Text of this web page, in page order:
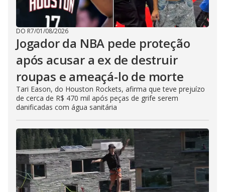
DO R7/01/08/2026
Jogador da NBA pede proteção
após acusar a ex de destruir
roupas e ameaçá-lo de morte
Tari Eason, do Houston Rockets, afirma que teve prejuízo
de cerca de R$ 470 mil após peças de grife serem
danificadas com água sanitária